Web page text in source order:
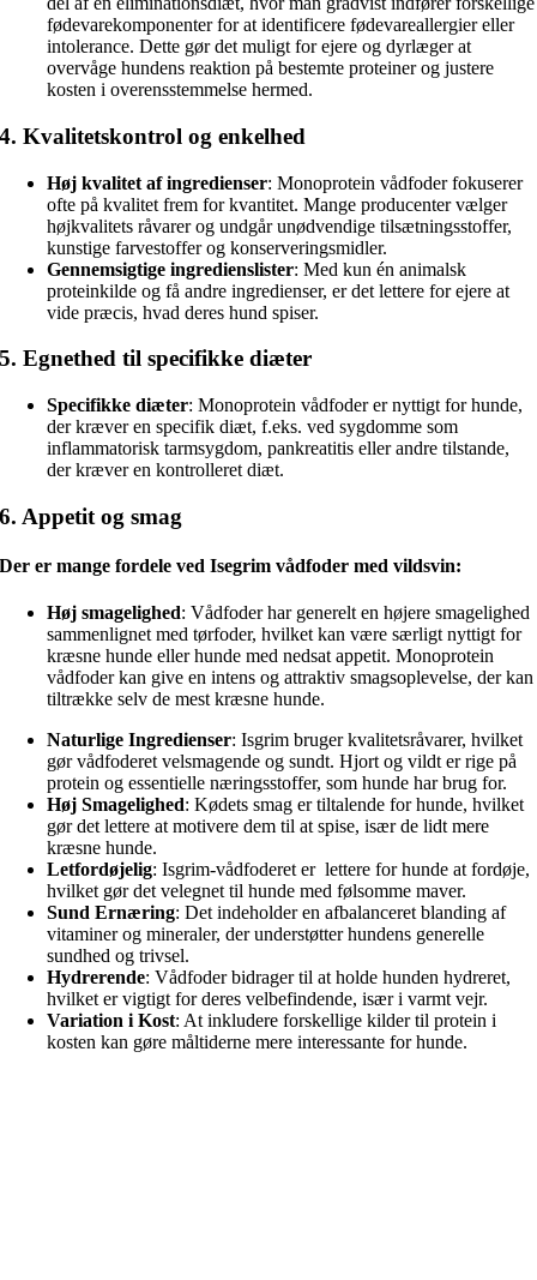
fødevarekomponenter for at identificere fødevareallergier eller
intolerance. Dette gør det muligt for ejere og dyrlæger at
overvåge hundens reaktion på bestemte proteiner og justere
kosten i overensstemmelse hermed.
4.Kvalitetskontrol og enkelhed
Høj kvalitet af ingredienser: Monoprotein vådfoder fokuserer
ofte på kvalitet frem for kvantitet. Mange producenter vælger
højkvalitets råvarer og undgår unødvendige tilsætningsstoffer,
kunstige farvestoffer og konserveringsmidler.
Gennemsigtige ingredienslister: Med kun én animalsk
proteinkilde og få andre ingredienser, er det lettere for ejere at
vide præcis, hvad deres hund spiser.
5.Egnethed til specifikke diæter
Specifikke diæter: Monoprotein vådfoder er nyttigt for hunde,
der kræver en specifik diæt, f.eks. ved sygdomme som
inflammatorisk tarmsygdom, pankreatitis eller andre tilstande,
der kræver en kontrolleret diæt.
6. Appetit og smag
Der er mange fordele ved Isegrim vådfoder med vildsvin:
Høj smagelighed: Vådfoder har generelt en højere smagelighed
sammenlignet med tørfoder, hvilket kan være særligt nyttigt for
kræsne hunde eller hunde med nedsat appetit. Monoprotein
vådfoder kan give en intens og attraktiv smagsoplevelse, der kan
tiltrække selv de mest kræsne hunde.
Naturlige Ingredienser: Isgrim bruger kvalitetsråvarer, hvilket
gør vådfoderet velsmagende og sundt. Hjort og vildt er rige på
protein og essentielle næringsstoffer, som hunde har brug for.
Høj Smagelighed: Kødets smag er tiltalende for hunde, hvilket
gør det lettere at motivere dem til at spise, især de lidt mere
kræsne hunde.
Letfordøjelig: Isgrim-vådfoderet er lettere for hunde at fordøje,
hvilket gør det velegnet til hunde med følsomme maver.
Sund Ernæring: Det indeholder en afbalanceret blanding af
vitaminer og mineraler, der understøtter hundens generelle
sundhed og trivsel.
Hydrerende: Vådfoder bidrager til at holde hunden hydreret,
hvilket er vigtigt for deres velbefindende, især i varmt vejr.
Variation i Kost: At inkludere forskellige kilder til protein i
kosten kan gøre måltiderne mere interessante for hunde.